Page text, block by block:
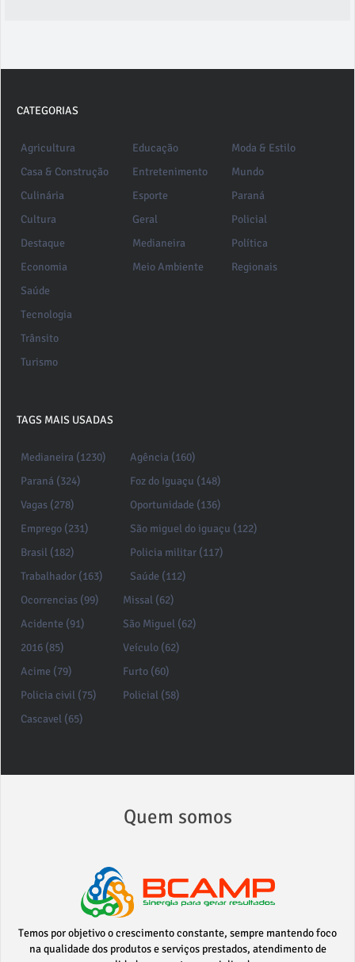
CATEGORIAS
Agricultura
Casa & Construção
Culinária
Cultura
Destaque
Economia
Educação
Entretenimento
Esporte
Geral
Medianeira
Meio Ambiente
Moda & Estilo
Mundo
Paraná
Policial
Política
Regionais
Saúde
Tecnologia
Trânsito
Turismo
TAGS MAIS USADAS
Medianeira (1230)
Paraná (324)
Vagas (278)
Emprego (231)
Brasil (182)
Trabalhador (163)
Agência (160)
Foz do Iguaçu (148)
Oportunidade (136)
São miguel do iguaçu (122)
Policia militar (117)
Saúde (112)
Ocorrencias (99)
Acidente (91)
2016 (85)
Acime (79)
Policia civil (75)
Cascavel (65)
Missal (62)
São Miguel (62)
Veículo (62)
Furto (60)
Policial (58)
Quem somos
Temos por objetivo o crescimento constante, sempre mantendo foco
na qualidade dos produtos e serviços prestados, atendimento de